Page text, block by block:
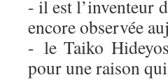
- il est l’inventeur
encore observée
- le Taiko
pour une raison